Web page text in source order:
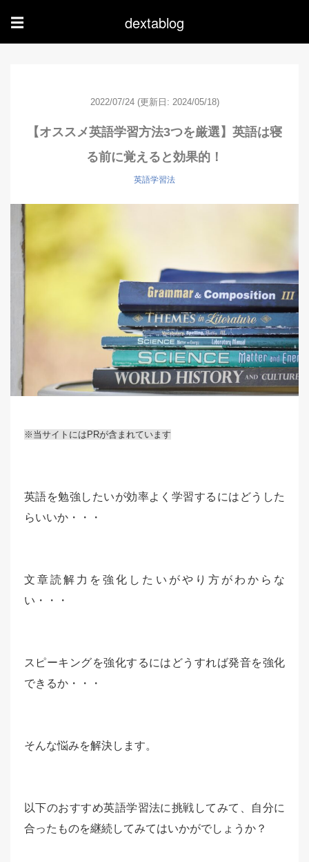
☰ dextablog
2022/07/24 (更新日: 2024/05/18)
【オススメ英語学習方法3つを厳選】英語は寝
る前に覚えると効果的！
英語学習法
※当サイトにはPRが含まれています
英語を勉強したいが効率よく学習するにはどうした
らいいか・・・
文章読解力を強化したいがやり方がわからな
い・・・
スピーキングを強化するにはどうすれば発音を強化
できるか・・・
そんな悩みを解決します。
以下のおすすめ英語学習法に挑戦してみて、自分に
合ったものを継続してみてはいかがでしょうか？